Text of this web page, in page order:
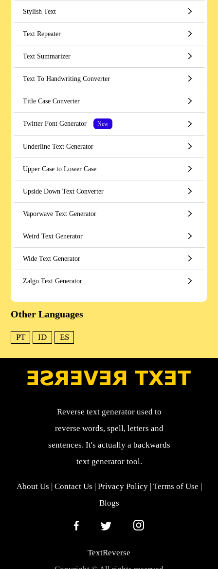
Stylish Text
Text Repeater
Text Summarizer
Text To Handwriting Converter
Title Case Converter
Twitter Font Generator New
Underline Text Generator
Upper Case to Lower Case
Upside Down Text Converter
Vaporwave Text Generator
Weird Text Generator
Wide Text Generator
Zalgo Text Generator
Other Languages
PT ID ES
Reverse text generator used to
reverse words, spell, letters and
sentences. It's actually a backwards
text generator tool.
About Us | Contact Us | Privacy Policy| Terms of Use |
Blogs
TextReverse